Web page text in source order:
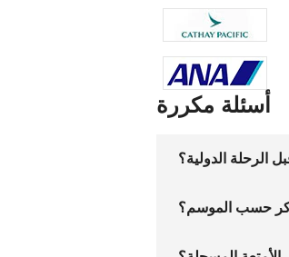
أسئلة مكررة
الرحلة الدولية؟
حسب الموسم؟